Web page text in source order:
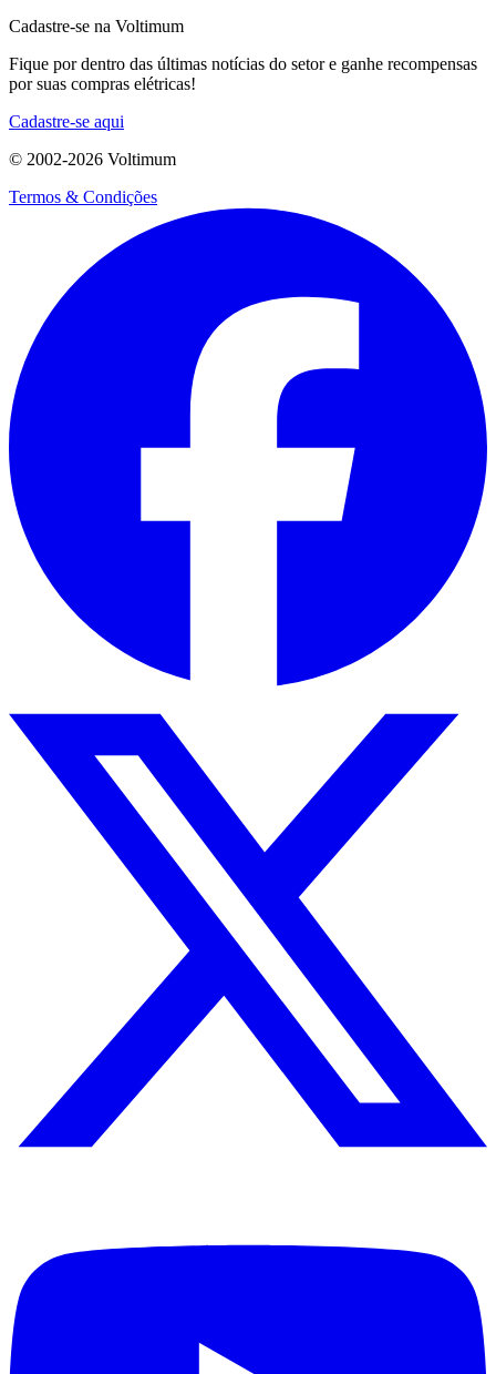
Cadastre-se na Voltimum
Fique por dentro das últimas notícias do setor e ganhe recompensas
por suas compras elétricas!
Cadastre-se aqui
© 2002-2026 Voltimum
Termos & Condições